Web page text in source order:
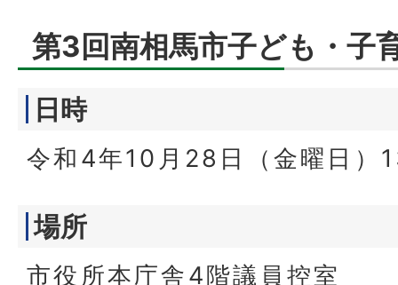
第3回南相馬市子ども・子
日時
令和4年10月28日（金曜日）
場所
市役所本庁舎4階議員控室